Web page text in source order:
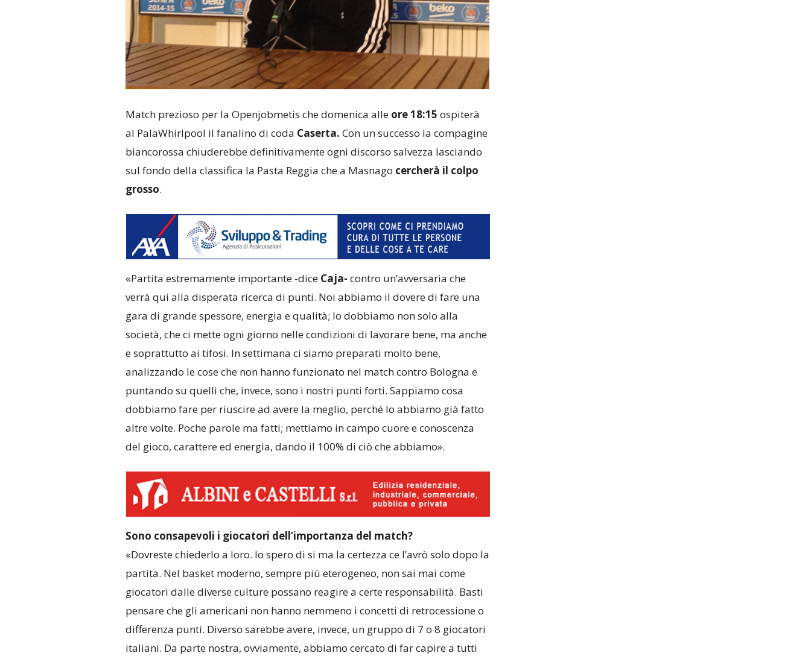
Match prezioso per la Openjobmetis che domenica alle ore 18:15 ospiterà
al PalaWhirlpool il fanalino di coda Caserta. Con un successo la compagine
biancorossa chiuderebbe definitivamente ogni discorso salvezza lasciando
sul fondo della classifica la Pasta Reggia che a Masnago cercherà il colpo
grosso.
«Partita estremamente importante -dice Caja- contro un’avversaria che
verrà qui alla disperata ricerca di punti. Noi abbiamo il dovere di fare una
gara di grande spessore, energia e qualità; lo dobbiamo non solo alla
società, che ci mette ogni giorno nelle condizioni di lavorare bene, ma anche
e soprattutto ai tifosi. In settimana ci siamo preparati molto bene,
analizzando le cose che non hanno funzionato nel match contro Bologna e
puntando su quelli che, invece, sono i nostri punti forti. Sappiamo cosa
dobbiamo fare per riuscire ad avere la meglio, perché lo abbiamo già fatto
altre volte. Poche parole ma fatti; mettiamo in campo cuore e conoscenza
del gioco, carattere ed energia, dando il 100% di ciò che abbiamo».
Sono consapevoli i giocatori dell’importanza del match?
«Dovreste chiederlo a loro. Io spero di si ma la certezza ce l’avrò solo dopo la
partita. Nel basket moderno, sempre più eterogeneo, non sai mai come
giocatori dalle diverse culture possano reagire a certe responsabilità. Basti
pensare che gli americani non hanno nemmeno i concetti di retrocessione o
differenza punti. Diverso sarebbe avere, invece, un gruppo di 7 o 8 giocatori
italiani. Da parte nostra, ovviamente, abbiamo cercato di far capire a tutti